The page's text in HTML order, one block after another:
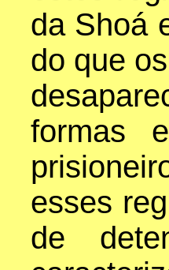
da Shoá
do que
formas
esses
de